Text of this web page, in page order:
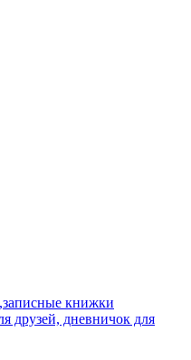
книжки
друзей, дневничок для